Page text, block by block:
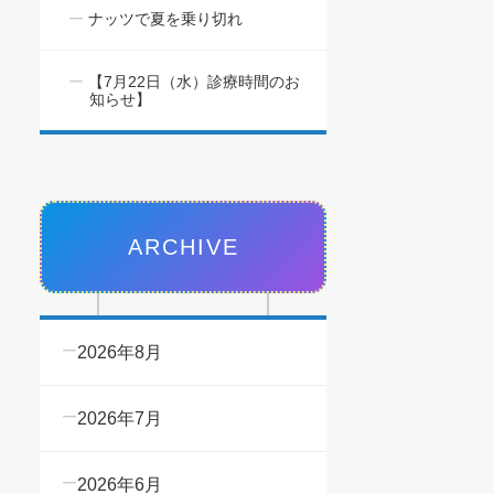
ナッツで夏を乗り切れ
【7月22日（水）診療時間のお
知らせ】
ARCHIVE
2026年8月
2026年7月
2026年6月